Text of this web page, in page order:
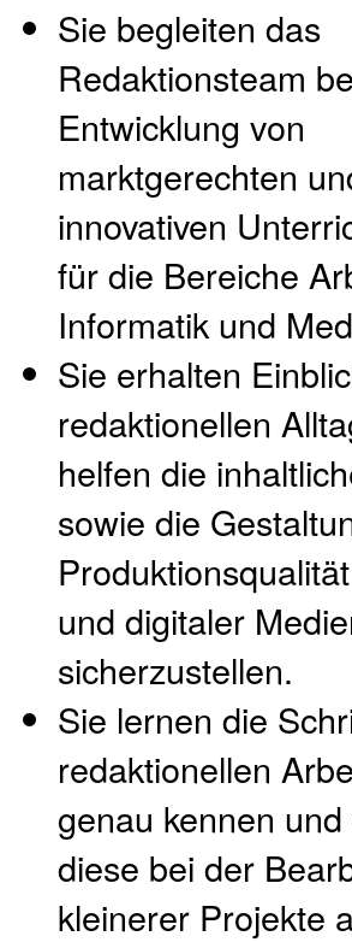
Sie begleiten das
Redaktionsteam
Entwicklung von
marktgerechten
innovativen
für die Bereiche
Informatik und
Sie erhalten
redaktionellen
helfen die
sowie die
und digitaler
sicherzustellen.
Sie lernen die
redaktionellen
genau kennen
diese bei der
kleinerer Projekte